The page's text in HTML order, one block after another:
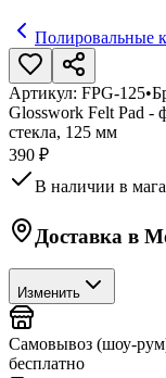
Полировальные
Артикул: FPG-125•
Glosswork Felt Pad -
стекла, 125 мм
390 ₽
В наличии в
Доставка в
Изменить
Самовывоз (шоу-
бесплатно